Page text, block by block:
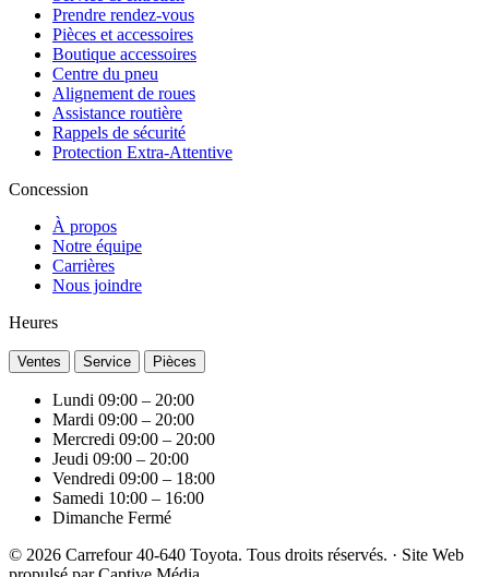
Prendre rendez-vous
Pièces et accessoires
Boutique accessoires
Centre du pneu
Alignement de roues
Assistance routière
Rappels de sécurité
Protection Extra-Attentive
Concession
À propos
Notre équipe
Carrières
Nous joindre
Heures
Ventes Service Pièces
Lundi 09:00 – 20:00
Mardi 09:00 – 20:00
Mercredi 09:00 – 20:00
Jeudi 09:00 – 20:00
Vendredi 09:00 – 18:00
Samedi 10:00 – 16:00
Dimanche Fermé
© 2026 Carrefour 40-640 Toyota. Tous droits réservés. · Site Web